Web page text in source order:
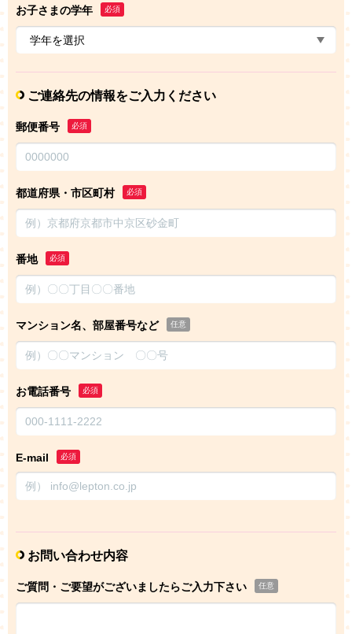
お子さまの学年 必須
ご連絡先の情報をご入力ください
郵便番号 必須
都道府県・市区町村 必須
番地 必須
マンション名、部屋番号など 任意
お電話番号 必須
E-mail 必須
お問い合わせ内容
ご質問・ご要望がございましたらご入力下さい 任意